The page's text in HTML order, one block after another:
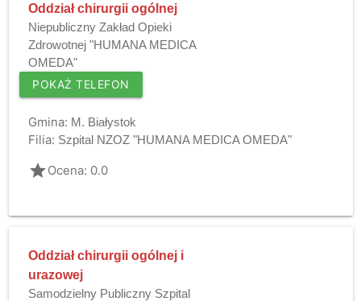
Oddział chirurgii ogólnej
Niepubliczny Zakład Opieki
Zdrowotnej "HUMANA MEDICA
OMEDA"
POKAŻ TELEFON
Gmina: M. Białystok
Filia: Szpital NZOZ "HUMANA MEDICA OMEDA"
gradeOcena: 0.0
Oddział chirurgii ogólnej i
urazowej
Samodzielny Publiczny Szpital